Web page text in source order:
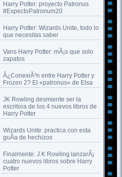
Harry Potter: proyecto Patronus
#ExpectoPatronum20
Harry Potter: Wizards Unite, todo lo
que necesitas saber
Vans Harry Potter: mÃ¡s que solo
zapatos
Â¿ConexiÃ³n entre Harry Potter y
Frozen 2? El «patronus» de Elsa
JK Rowling desmiente ser la
escritora de los 4 nuevos libros de
Harry Potter
Wizards Unite: practica con esta
guÃ­a de hechizos
Finalmente: J.K Rowling lanzarÃ¡
cuatro nuevos libros sobre Harry
Potter